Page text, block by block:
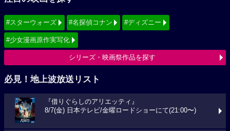
#スターウォーズ #名探偵コナン #ディズニー
#少女漫画原作実写化
シリーズ・映画祭作品を探す
必見！地上波放送リスト
『借りぐらしのアリエッティ』
8/7(金) 日本テレビ/金曜ロードショーにて(21:00〜)